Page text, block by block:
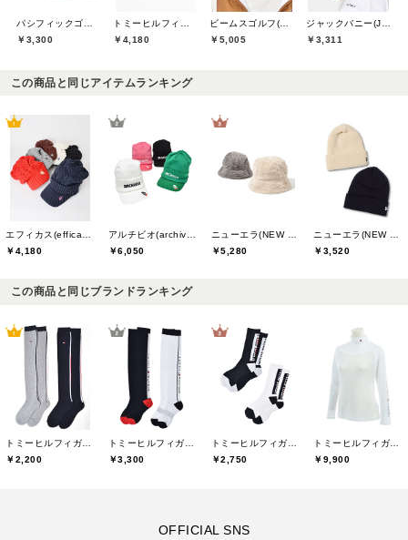
￥3,300
￥4,180
￥5,005
￥3,311
この商品と同じアイテムランキング
￥4,180
￥6,050
￥5,280
￥3,520
この商品と同じブランドランキング
￥2,200
￥3,300
￥2,750
￥9,900
OFFICIAL SNS